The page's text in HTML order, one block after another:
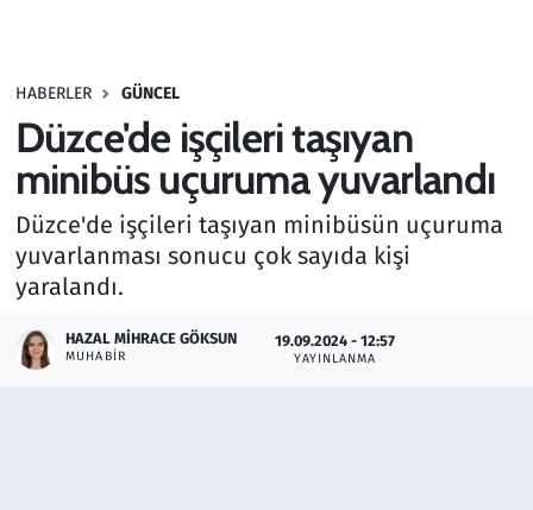
HABERLER GÜNCEL
Düzce'de işçileri taşıyan
minibüs uçuruma yuvarlandı
Düzce'de işçileri taşıyan minibüsün uçuruma
yuvarlanması sonucu çok sayıda kişi
yaralandı.
HAZAL MIHRACE GÖKSUN
MUHABIR
19.09.2024 - 12:57
YAYINLANMA
Haber
Kültür Sanat
Kurumsal Haberler
Lezzet Durağı
Memur ve Kamu